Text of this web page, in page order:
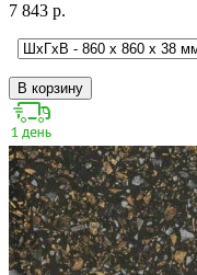
7 843 р.
В корзину